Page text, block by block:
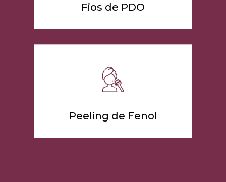
Fios de PDO
Peeling de Fenol